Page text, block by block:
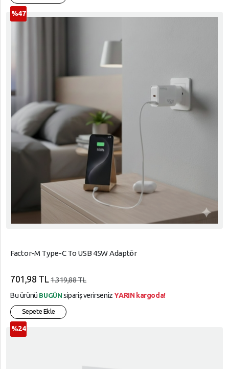
Factor-M Type-C To USB 45W Adaptör
%47
701,98 TL 1.319,88 TL
Bu ürünü BUGÜN sipariş verirsenizYARIN kargoda!
Sepete Ekle
%24